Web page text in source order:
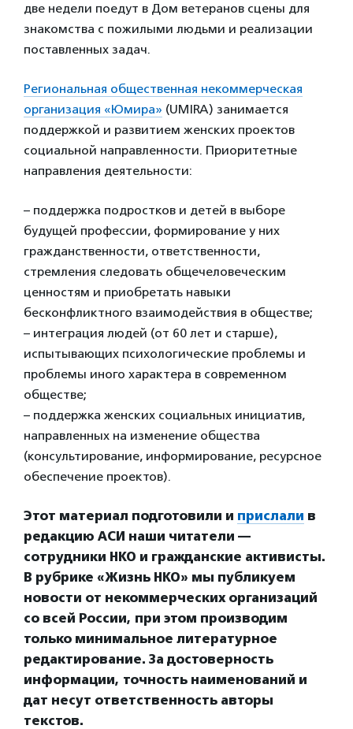
две недели поедут в Дом ветеранов сцены для
знакомства с пожилыми людьми и реализации
поставленных задач.
Региональная общественная некоммерческая
организация «Юмира» (UMIRA) занимается
поддержкой и развитием женских проектов
социальной направленности. Приоритетные
направления деятельности:
– поддержка подростков и детей в выборе
будущей профессии, формирование у них
гражданственности, ответственности,
стремления следовать общечеловеческим
ценностям и приобретать навыки
бесконфликтного взаимодействия в обществе;
– интеграция людей (от 60 лет и старше),
испытывающих психологические проблемы и
проблемы иного характера в современном
обществе;
– поддержка женских социальных инициатив,
направленных на изменение общества
(консультирование, информирование, ресурсное
обеспечение проектов).
Этот материал подготовили и прислали в
редакцию АСИ наши читатели —
сотрудники НКО и гражданские активисты.
В рубрике «Жизнь НКО» мы публикуем
новости от некоммерческих организаций
со всей России, при этом производим
только минимальное литературное
редактирование. За достоверность
информации, точность наименований и
дат несут ответственность авторы
текстов.